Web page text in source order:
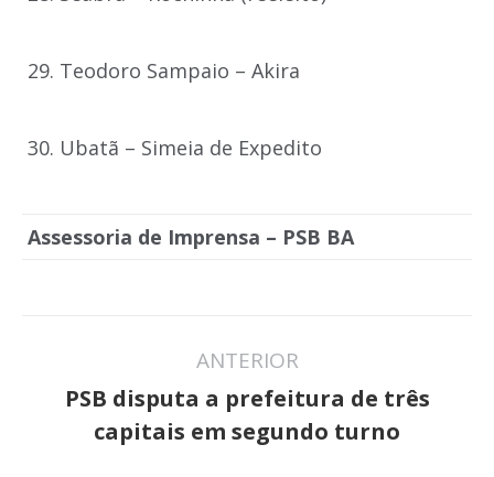
29. Teodoro Sampaio – Akira
30. Ubatã – Simeia de Expedito
Assessoria de Imprensa – PSB BA
de
post:
ANTERIOR
Post
anterior:
PSB disputa a prefeitura de três
capitais em segundo turno